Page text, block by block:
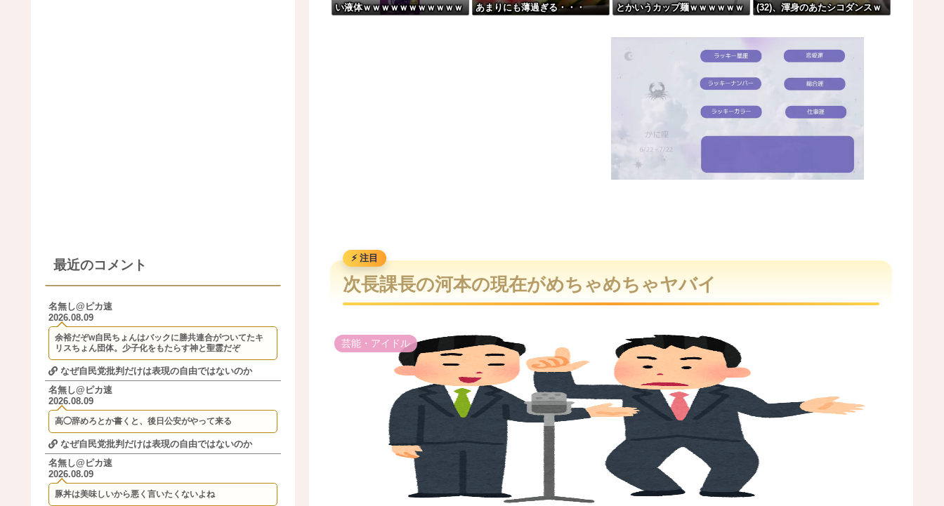
【動画】急病人？横須賀の国道16号でおかしな事故が撮影される。
【動画】世界一過酷なオフロードレースのコース設計が絶対におかしい（笑）
日産「ノートオーラNISMO」8月に改良か？ ブラック仕様追加の可能性
い液体ｗｗｗｗｗｗｗｗｗｗｗ
あまりにも薄過ぎる・・・
とかいうカップ麺ｗｗｗｗｗｗ
(32)、渾身のあたシコダンスｗ
次長課長の河本の現在がめちゃめちゃヤバイ
芸能・アイドル
最近のコメント
名無し@ピカ速
2026.08.09
余裕だぞw自民ちょんはバックに勝共連合がついてたキ
リスちょん団体。少子化をもたらす神と聖霊だぞ
なぜ自民党批判だけは表現の自由ではないのか
名無し@ピカ速
2026.08.09
高◯辞めろとか書くと、後日公安がやって来る
なぜ自民党批判だけは表現の自由ではないのか
名無し@ピカ速
2026.08.09
豚丼は美味しいから悪く言いたくないよね